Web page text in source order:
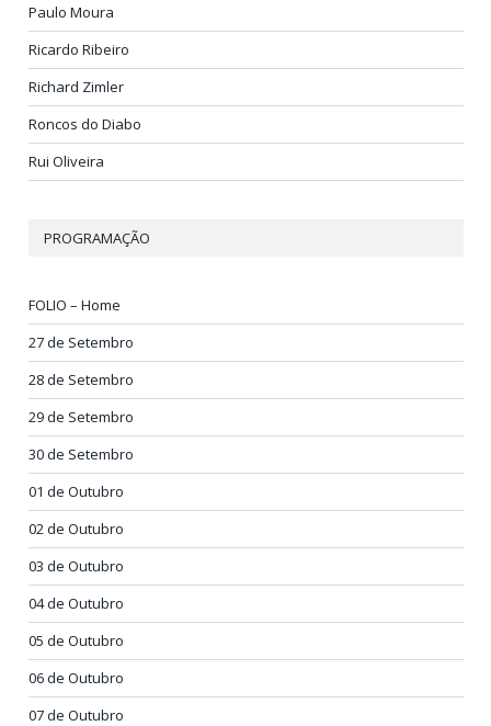
Paulo Moura
Ricardo Ribeiro
Richard Zimler
Roncos do Diabo
Rui Oliveira
PROGRAMAÇÃO
FOLIO – Home
27 de Setembro
28 de Setembro
29 de Setembro
30 de Setembro
01 de Outubro
02 de Outubro
03 de Outubro
04 de Outubro
05 de Outubro
06 de Outubro
07 de Outubro